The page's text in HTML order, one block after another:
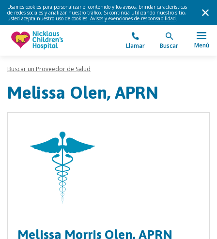
Usamos cookies para personalizar el contenido y los avisos, brindar características
de redes sociales y analizar nuestro tráfico. Si continúa utilizando nuestro sitio,
usted acepta nuestro uso de cookies. Avisos y exenciones de responsabilidad.
Llamar Buscar Menú
Buscar un Proveedor de Salud
Melissa Olen, APRN
Melissa Morris Olen, APRN